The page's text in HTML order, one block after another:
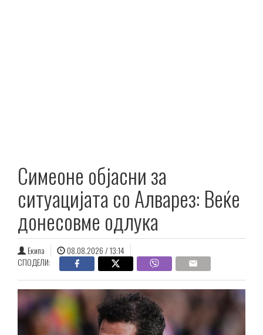
Симеоне објасни за
ситуацијата со Алварез: Веќе
донесовме одлука
Екипа
08.08.2026 / 13:14
СПОДЕЛИ: